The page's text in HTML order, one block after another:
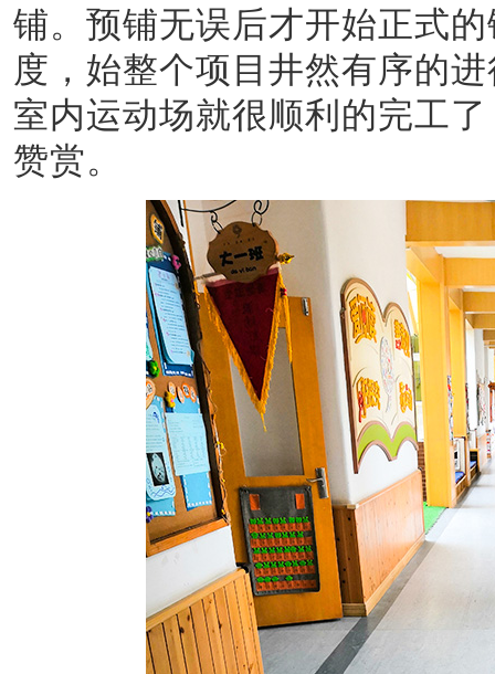
铺。预铺无误后才开始正式
度，始整个项目井然有序的
室内运动场就很顺利的完工
赞赏。